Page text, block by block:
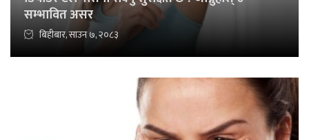
सम्भावित असर
बिहीबार, साउन ७, २०८३